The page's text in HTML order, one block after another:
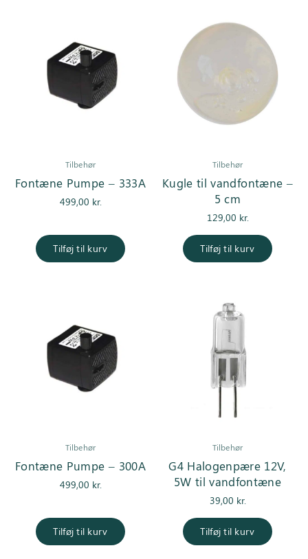
Tilbehør
Fontæne Pumpe – 333A
499,00 kr.
Tilføj til kurv
Tilbehør
Kugle til vandfontæne –
5 cm
129,00 kr.
Tilføj til kurv
Tilbehør
Fontæne Pumpe – 300A
499,00 kr.
Tilføj til kurv
Tilbehør
G4 Halogenpære 12V,
5W til vandfontæne
39,00 kr.
Tilføj til kurv